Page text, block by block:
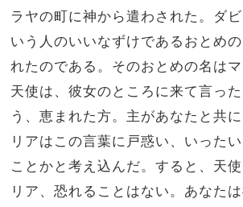
ラヤの町に神から遣わされた。ダ
いう人のいいなずけであるおとめ
れたのである。そのおとめの名はマ
天使は、彼女のところに来て言っ
う、恵まれた方。主があなたと共
リアはこの言葉に戸惑い、いった
ことかと考え込んだ。すると、天
リア、恐れることはない。あなた